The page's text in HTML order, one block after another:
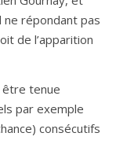
ne répondant pas
de l’apparition
être tenue
par exemple
consécutifs